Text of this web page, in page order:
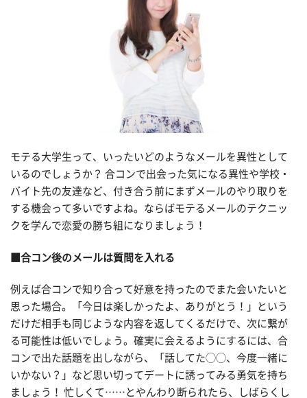
モテる大学生って、いったいどのようなメールを異性として
いるのでしょうか？ 合コンで出会った気になる異性や学校・
バイト先の友達など、付き合う前にまずメールのやり取りを
する機会って多いですよね。ならばモテるメールのテクニッ
クを学んで恋愛の勝ち組になりましょう！
■合コン後のメールは質問を入れる
例えば合コンで知り合って好意を持ったのでまた会いたいと
思った場合。「今日は楽しかったよ、ありがとう！」という
だけだ相手も同じような内容を返してくるだけで、次に繋が
る可能性は低いでしょう。確実に会えるようにするには、合
コンで出た話題を出しながら、「話してた◯◯、今度一緒に
いかない？」など思い切ってデートに誘ってみる勇気を持ち
ましょう！ 忙しくて……とやんわり断られたら、しばらくし